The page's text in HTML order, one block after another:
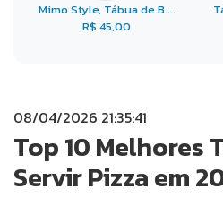
Mimo Style, Tábua de B ...
R$ 45,00
08/04/2026 21:35:41
Top 10 Melhores
Servir Pizza em